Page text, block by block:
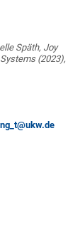
Späth, Joy
(2023),